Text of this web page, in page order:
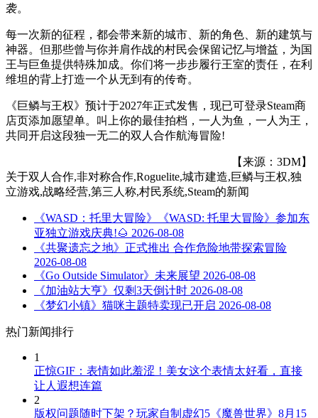
袭。
每一次新的征程，都会带来新的城市、新的角色、新的建筑与
神器。但那些曾与你并肩作战的村民会保留记忆与增益，为国
王与巨鱼提供特殊加成。你们将一步步履行王室的责任，在利
维坦的背上打造一个从无到有的传奇。
《巨鳞与王权》预计于2027年正式发售，现已可登录Steam商
店页添加愿望单。叫上你的最佳拍档，一人为鱼，一人为王，
共同开启这段独一无二的双人合作航海冒险!
【来源：3DM】
关于双人合作,非对称合作,Roguelite,城市建造,巨鳞与王权,独
立游戏,战略经营,第三人称,村民系统,Steam的新闻
《WASD：托里大冒险》《WASD: 托里大冒险》参加东
亚独立游戏庆典!🌰 2026-08-08
《共聚遗忘之地》正式推出 合作危险地带探索冒险
2026-08-08
《Go Outside Simulator》未来展望 2026-08-08
《加油站大亨》仅剩3天倒计时 2026-08-08
《梦幻小镇》猫咪主题特卖现已开启 2026-08-08
热门新闻排行
1
正惊GIF：表情如此羞涩！美女这个表情太好看，直接
让人遐想连篇
2
版权问题随时下架？玩家自制虚幻5《魔兽世界》8月15